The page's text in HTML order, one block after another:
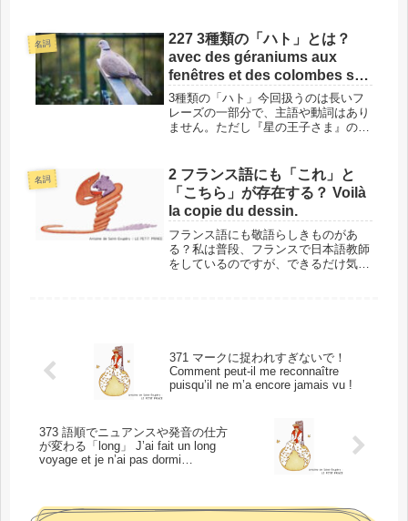
意するのは基本的なことだけです。例
文と一緒にご紹介します。このフレー
ズ...
名詞
227 3種類の「ハト」とは？
avec des géraniums aux
fenêtres et des colombes sur
le toit…
3種類の「ハト」今回扱うのは長いフ
レーズの一部分で、主語や動詞はあり
ません。ただし『星の王子さま』の作
場しますが、フランス語の「ハト」は
3種類で、名まえがまったく異なるの
で...
名詞
2 フランス語にも「これ」と
「こちら」が存在する？ Voilà
la copie du dessin.
フランス語にも敬語らしきものがあ
る？私は普段、フランスで日本語教師
をしているのですが、できるだけ気を
371 マークに捉われすぎないで！
Comment peut-il me reconnaître
puisqu’il ne m’a encore jamais vu !
373 語順でニュアンスや発音の仕方
が変わる「long」 J’ai fait un long
voyage et je n’ai pas dormi…